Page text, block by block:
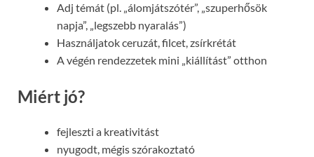
Adj témát (pl. „álomjátszótér”, „szuperhősök
napja”, „legszebb nyaralás”)
Használjatok ceruzát, filcet, zsírkrétát
A végén rendezzetek mini „kiállítást” otthon
Miért jó?
fejleszti a kreativitást
nyugodt, mégis szórakoztató